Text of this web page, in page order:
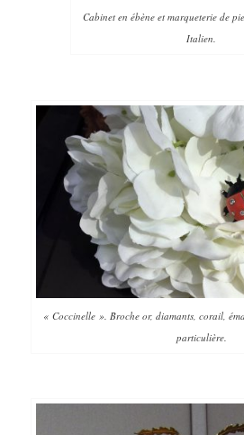
Cabinet en ébène et marqueterie de
Italien.
« Coccinelle ». Broche or, diamants, corail,
particulière.